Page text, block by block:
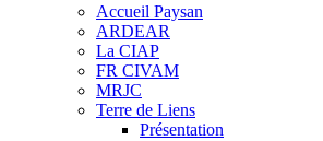
Accueil Paysan
ARDEAR
La CIAP
FR CIVAM
MRJC
Terre de Liens
Présentation